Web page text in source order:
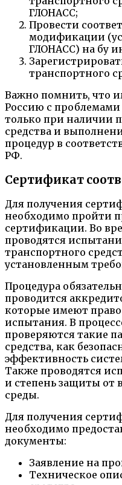
ГЛОНАСС;
Провести
модификации
ГЛОНАСС) на бу
транспортного
Важно помнить, что
Россию с
только при наличии
средства и
процедур в
РФ.
Сертификат
Для получения
необходимо пройти
сертификации. Во
проводятся
транспортного
установленным
Процедура
проводится
которые имеют
испытания. В
проверяются такие
средства, как
эффективность
Также проводятся
и степень защиты от
среды.
Для получения
необходимо
документы:
Заявление на
Техническое